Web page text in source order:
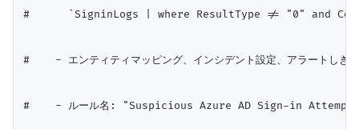
#      `SigninLogs | where ResultType != "0" and
#    - エンティティマッピング、インシデント設定、アラートしき
#    - ルール名: "Suspicious Azure AD Sign-in Attempt"